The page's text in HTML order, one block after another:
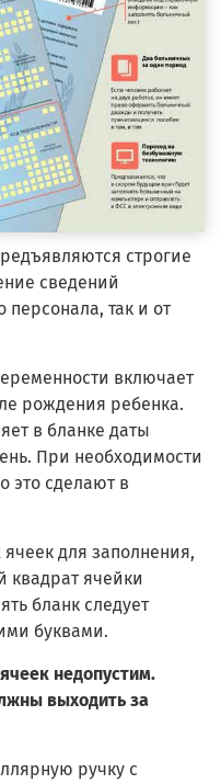
строгие
сведений
персонала, так и от
включает
рождения ребенка.
в бланке даты
При необходимости
это сделают в
для заполнения,
квадрат ячейки
бланк следует
буквами.
недопустим.
выходить за
ручку с